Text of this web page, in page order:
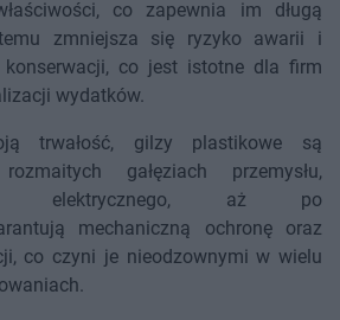
co zapewnia im długą
zmniejsza się ryzyko awarii i
co jest istotne dla firm
wydatków.
trwałość, gilzy plastikowe są
gałęziach przemysłu,
elektrycznego, aż po
mechaniczną ochronę oraz
co czyni je nieodzownymi w wielu